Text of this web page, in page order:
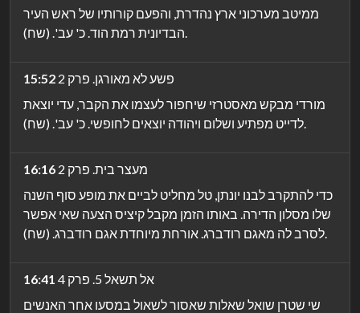
ממיטב מערכוני ארץ נהדרת, והפעם קורותיו של ראש העיר
הבדיונית רמת הוד. כ' עב'. (שח).
15:52
פשע לא מאורגן. פרק 2
מורדי מבקש מאסטרזי שיחפור לעצמו את הקבר, עדי יוצאת
לדייט מפתיע ושלום ויהודה יוצאים לחופשי. כ' עב'. (שח).
16:16
מעצר בית. פרק 2
כדי להתקרב לבנו יונתן, טל מחליט לביים את מופע סוף השנה
שלו מסלון הדירה. באותו הזמן מקבל קיציס הצעה שאי אפשר
לסרב לה מאגם רודברג. אורחת מיוחדת אגם רודברג. (שח).
16:41
אל תשאל 5. פרק 4
שי שטרן שואל שאלות שאסור לשאול במסעו אחר האנשים